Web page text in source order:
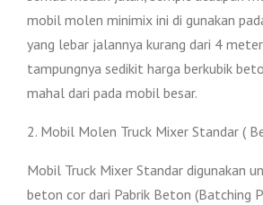
mobil molen minimix ini di gunakan
yang lebar jalannya kurang dari 4
tampungnya sedikit harga berkubik
mahal dari pada mobil besar.
2. Mobil Molen Truck Mixer Standar (
Mobil Truck Mixer Standar digunakan
beton cor dari Pabrik Beton (Batching